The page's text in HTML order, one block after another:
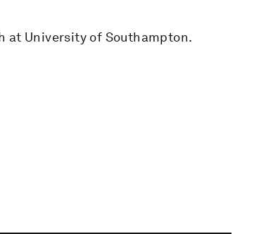
at University of Southampton.